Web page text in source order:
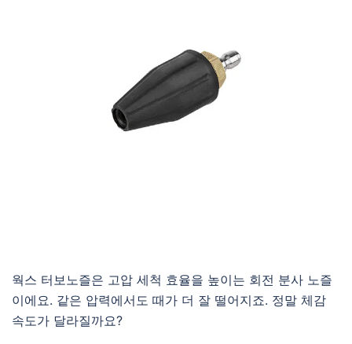
웍스 터보노즐은 고압 세척 효율을 높이는 회전 분사 노즐
이에요. 같은 압력에서도 때가 더 잘 떨어지죠. 정말 체감
속도가 달라질까요?